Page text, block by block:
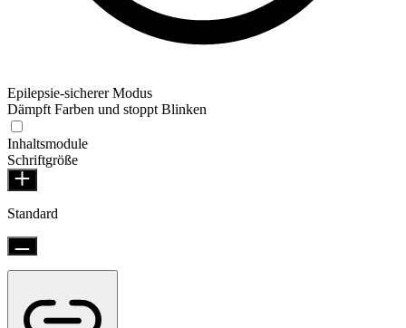
Epilepsie-sicherer Modus
Dämpft Farben und stoppt Blinken
Inhaltsmodule
Schriftgröße
Standard